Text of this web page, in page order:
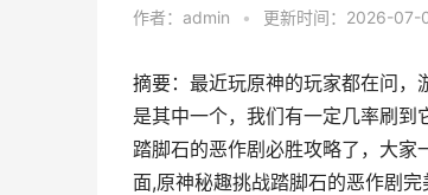
作者： admin • 更新时间：2026-07-
摘要：最近玩原神的玩家都在问
是其中一个，我们有一定几率刷
踏脚石的恶作剧必胜攻略了，大
面,原神秘趣挑战踏脚石的恶作剧